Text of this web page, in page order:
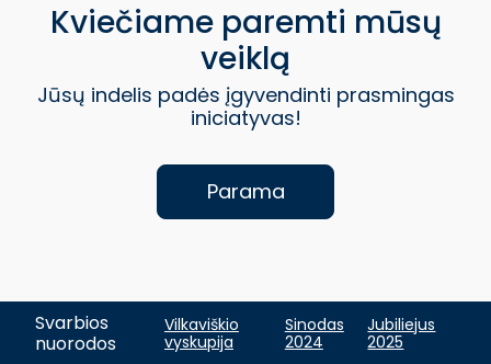
Kviečiame paremti mūsų
veiklą
Jūsų indelis padės įgyvendinti prasmingas
iniciatyvas!
Parama
Svarbios
nuorodos
Vilkaviškio
vyskupija
Sinodas
2024
Jubiliejus
2025